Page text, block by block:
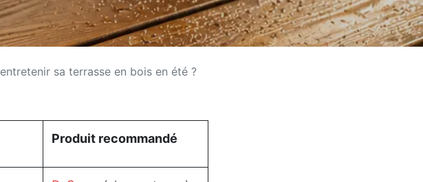
sa terrasse en bois en été ?
Produit recommandé